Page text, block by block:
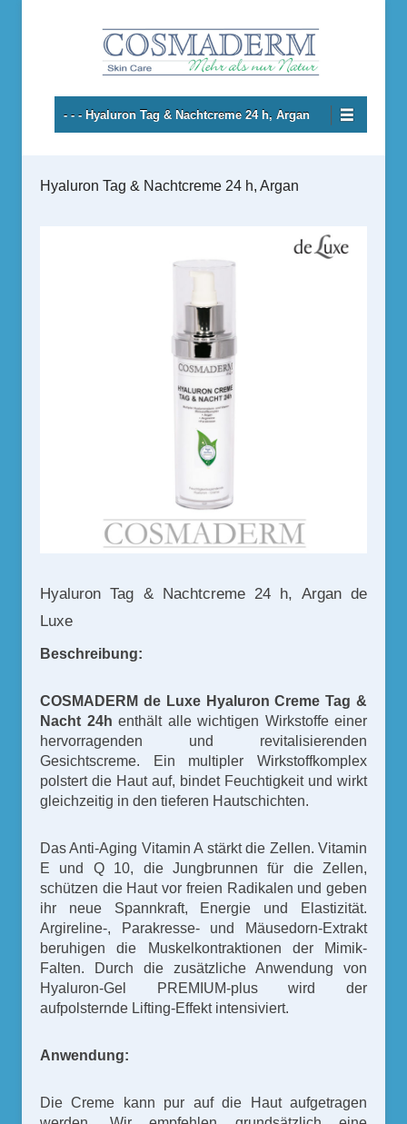
Cosmaderm – Skincare
Primäres Menü
Zum Inhalt wechseln
- - - Hyaluron Tag & Nachtcreme 24 h, Argan
Hyaluron Tag & Nachtcreme 24 h, Argan
Hyaluron Tag & Nachtcreme 24 h, Argan de
Luxe
Beschreibung:
COSMADERM de Luxe Hyaluron Creme Tag &
Nacht 24h enthält alle wichtigen Wirkstoffe einer
hervorragenden und revitalisierenden
Gesichtscreme. Ein multipler Wirkstoffkomplex
polstert die Haut auf, bindet Feuchtigkeit und wirkt
gleichzeitig in den tieferen Hautschichten.
Das Anti-Aging Vitamin A stärkt die Zellen. Vitamin
E und Q 10, die Jungbrunnen für die Zellen,
schützen die Haut vor freien Radikalen und geben
ihr neue Spannkraft, Energie und Elastizität.
Argireline-, Parakresse- und Mäusedorn-Extrakt
beruhigen die Muskelkontraktionen der Mimik-
Falten. Durch die zusätzliche Anwendung von
Hyaluron-Gel PREMIUM-plus wird der
aufpolsternde Lifting-Effekt intensiviert.
Anwendung:
Die Creme kann pur auf die Haut aufgetragen